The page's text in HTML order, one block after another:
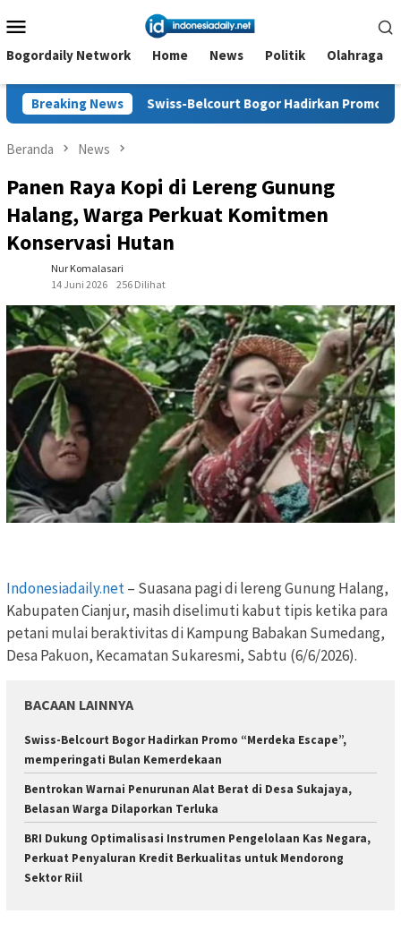
ke
kontenMobile
Bogordaily Network Home News Politik Olahraga
Breaking News
Swiss-Belcourt Bogor Hadirkan Promo “Merdeka Escape”,
Beranda News
Panen Raya Kopi di Lereng Gunung
Halang, Warga Perkuat Komitmen
Konservasi Hutan
Nur Komalasari
14 Juni 2026
256 Dilihat
Indonesiadaily.net– Suasana pagi di lereng Gunung Halang,
Kabupaten Cianjur, masih diselimuti kabut tipis ketika para
petani mulai beraktivitas di Kampung Babakan Sumedang,
Desa Pakuon, Kecamatan Sukaresmi, Sabtu (6/6/2026).
BACAAN LAINNYA
Swiss-Belcourt Bogor Hadirkan Promo “Merdeka Escape”,
memperingati Bulan Kemerdekaan
Bentrokan Warnai Penurunan Alat Berat di Desa Sukajaya,
Belasan Warga Dilaporkan Terluka
BRI Dukung Optimalisasi Instrumen Pengelolaan Kas Negara,
Perkuat Penyaluran Kredit Berkualitas untuk Mendorong
Sektor Riil